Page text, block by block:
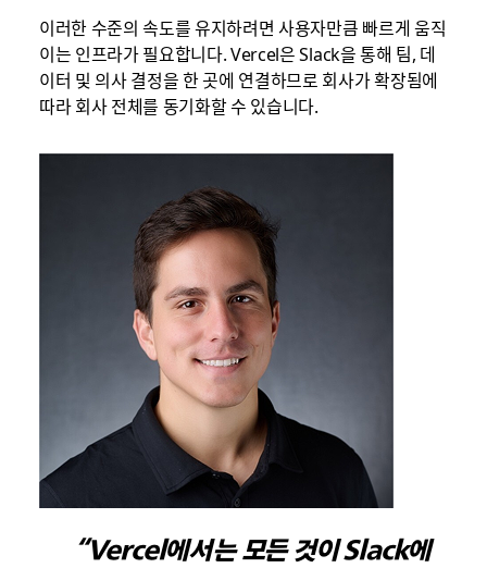
이러한 수준의 속도를 유지하려면 사용자만큼 빠르게 움직
이는 인프라가 필요합니다. Vercel은 Slack을 통해 팀, 데
이터 및 의사 결정을 한 곳에 연결하므로 회사가 확장됨에
따라 회사 전체를 동기화할 수 있습니다.
“Vercel에서는 모든 것이 Slack에